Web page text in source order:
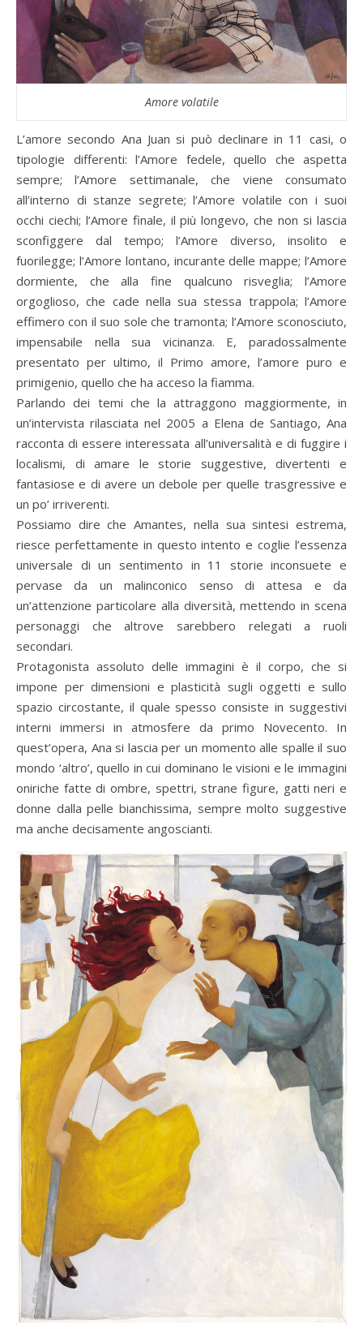
Amore volatile
L’amore secondo Ana Juan si può declinare in 11 casi, o
tipologie differenti: l’Amore fedele, quello che aspetta
sempre; l’Amore settimanale, che viene consumato
all’interno di stanze segrete; l’Amore volatile con i suoi
occhi ciechi; l’Amore finale, il più longevo, che non si lascia
sconfiggere dal tempo; l’Amore diverso, insolito e
fuorilegge; l’Amore lontano, incurante delle mappe; l’Amore
dormiente, che alla fine qualcuno risveglia; l’Amore
orgoglioso, che cade nella sua stessa trappola; l’Amore
effimero con il suo sole che tramonta; l’Amore sconosciuto,
impensabile nella sua vicinanza. E, paradossalmente
presentato per ultimo, il Primo amore, l’amore puro e
primigenio, quello che ha acceso la fiamma.
Parlando dei temi che la attraggono maggiormente, in
un’intervista rilasciata nel 2005 a Elena de Santiago, Ana
racconta di essere interessata all’universalità e di fuggire i
localismi, di amare le storie suggestive, divertenti e
fantasiose e di avere un debole per quelle trasgressive e
un po’ irriverenti.
Possiamo dire che Amantes, nella sua sintesi estrema,
riesce perfettamente in questo intento e coglie l’essenza
universale di un sentimento in 11 storie inconsuete e
pervase da un malinconico senso di attesa e da
un’attenzione particolare alla diversità, mettendo in scena
personaggi che altrove sarebbero relegati a ruoli
secondari.
Protagonista assoluto delle immagini è il corpo, che si
impone per dimensioni e plasticità sugli oggetti e sullo
spazio circostante, il quale spesso consiste in suggestivi
interni immersi in atmosfere da primo Novecento. In
quest’opera, Ana si lascia per un momento alle spalle il suo
mondo ‘altro’, quello in cui dominano le visioni e le immagini
oniriche fatte di ombre, spettri, strane figure, gatti neri e
donne dalla pelle bianchissima, sempre molto suggestive
ma anche decisamente angoscianti.